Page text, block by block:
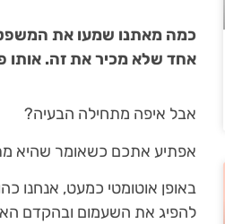
כמה מאתנו שמעו את המשפט
אחד שלא מכיר את זה. אותו
אבל איפה מתחילה הבעיה?
אפתיע אתכם כשאומר שהיא
באופן אוטומטי כמעט, אנחנו
להפיג את השעמום ובהקדם